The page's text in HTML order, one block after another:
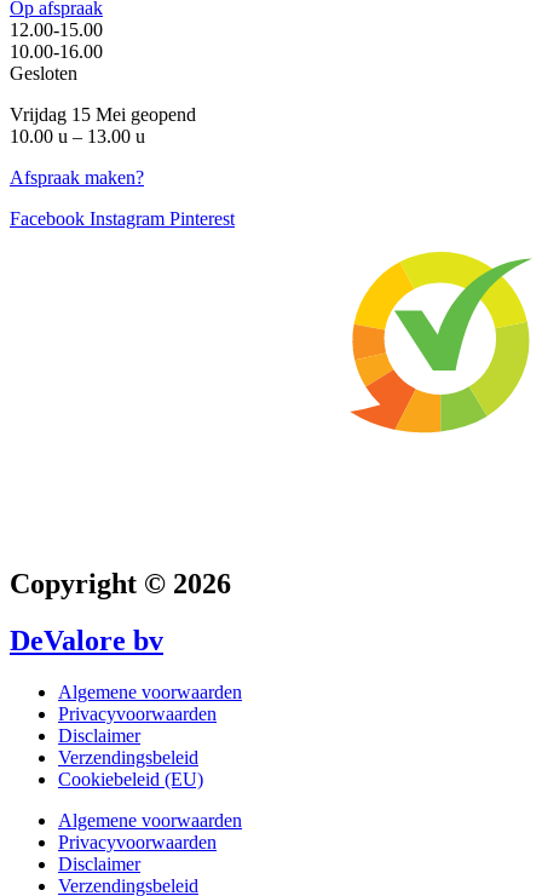
Op afspraak
12.00-15.00
10.00-16.00
Gesloten
Vrijdag 15 Mei geopend
10.00 u – 13.00 u
Afspraak maken?
Facebook Instagram Pinterest
Copyright © 2026
DeValore bv
Algemene voorwaarden
Privacyvoorwaarden
Disclaimer
Verzendingsbeleid
Cookiebeleid (EU)
Algemene voorwaarden
Privacyvoorwaarden
Disclaimer
Verzendingsbeleid